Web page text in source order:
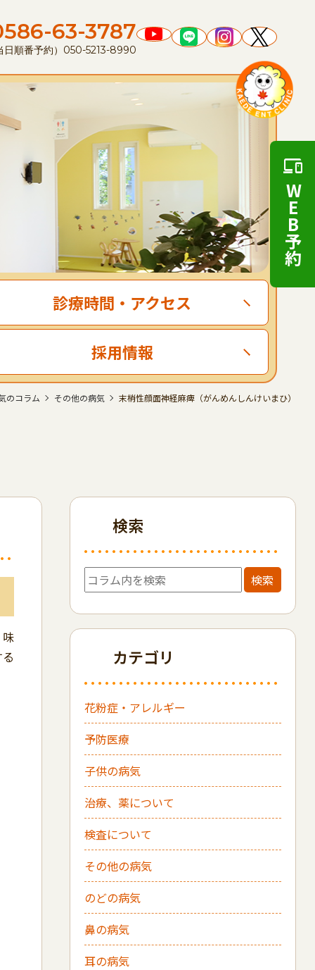
WEB予約
63-3787
日順番予約）050-5213-8990
診療時間 ・ アクセス
採用情報
のコラム その他の病気 末梢性顔面神経麻痺（がんめんしんけいまひ）
検索
検索
カテゴリ
花粉症・アレルギー
予防医療
子供の病気
治療、薬について
検査について
その他の病気
のどの病気
鼻の病気
耳の病気